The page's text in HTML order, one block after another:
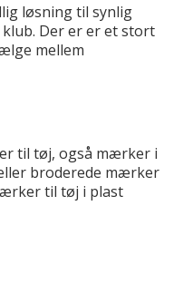
løsning til synlig
Der er er et stort
mellem
til tøj, også mærker i
broderede mærker
til tøj i plast